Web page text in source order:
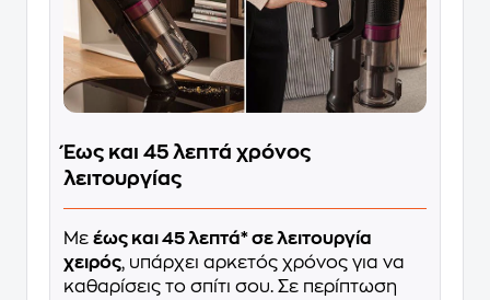
Έως και 45 λεπτά χρόνος
λειτουργίας
Με έως και 45 λεπτά* σε λειτουργία
χειρός, υπάρχει αρκετός χρόνος για να
καθαρίσεις το σπίτι σου. Σε περίπτωση